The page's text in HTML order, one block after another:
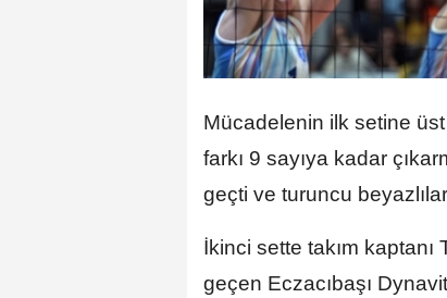
Mücadelenin ilk setine
farkı 9 sayıya kadar
geçti ve turuncu
İkinci sette takım
geçen Eczacıbaşı